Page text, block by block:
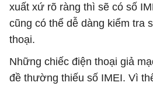
xuất xứ rõ ràng thì sẽ có số
cũng có thể dễ dàng kiểm tra
thoại.
Những chiếc điện thoại giả
đề thường thiếu số IMEI. Vì